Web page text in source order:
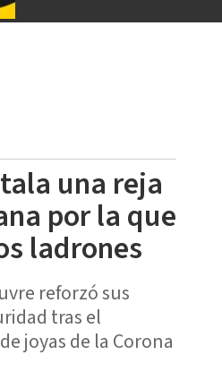
una reja
por la que
ladrones
reforzó sus
tras el
joyas de la Corona